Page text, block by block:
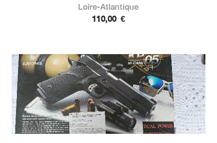
Loire-Atlantique
110,00 €